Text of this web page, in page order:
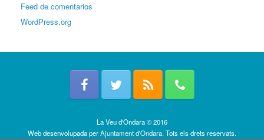
Feed de comentarios
WordPress.org
La Veu d'Ondara © 2016
Web desenvolupada perAjuntament d'Ondara. Tots els drets reservats.